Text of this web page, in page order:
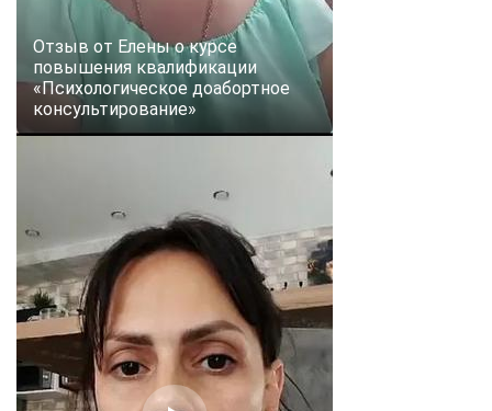
Отзыв от Елены о курсе
повышения квалификации
«Психологическое доабортное
консультирование»